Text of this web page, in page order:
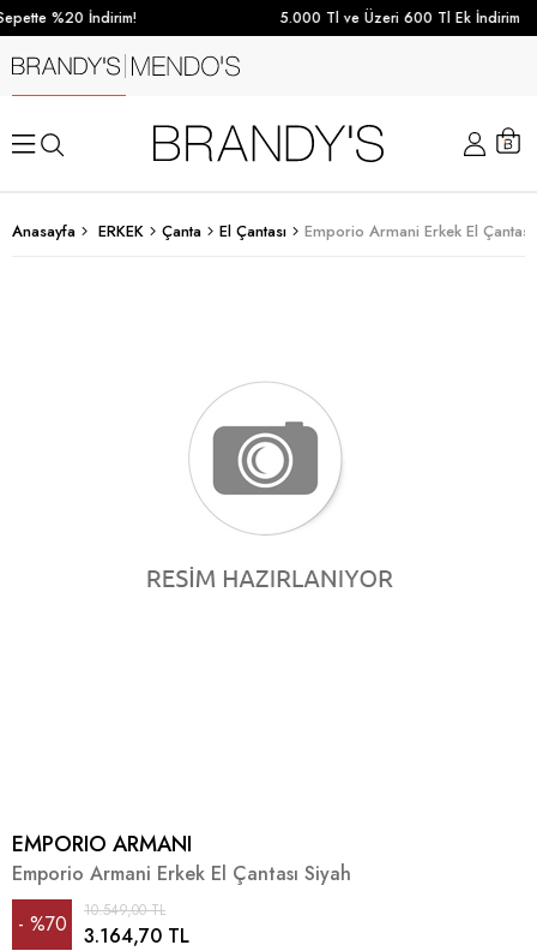
%20 İndirim! 5.000 Tl ve Üzeri 600 Tl Ek İndirim
Anasayfa ERKEK Çanta El Çantası Emporio Armani Erkek El Çantası
EMPORIO ARMANI
Emporio Armani Erkek El Çantası Siyah
%70
10.549,00 TL
3.164,70 TL